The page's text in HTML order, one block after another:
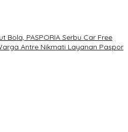
Bola, PASPORIA Serbu Car Free
Antre Nikmati Layanan Paspor